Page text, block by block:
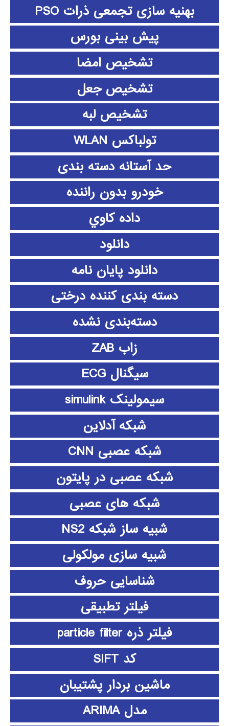
بهنیه سازی تجمعی ذرات PSO
پیش بینی بورس
تشخیص امضا
تشخیص جعل
تشخیص لبه
تولباکس WLAN
حد آستانه دسته بندی
خودرو بدون راننده
داده كاوي
دانلود
دانلود پايان نامه
دسته بندی کننده درختی
دسته‌بندی نشده
زاب ZAB
سیگنال ECG
سیمولینک simulink
شبکه آدلاین
شبکه عصبی CNN
شبکه عصبی در پایتون
شبکه های عصبی
شبیه ساز شبکه NS2
شبیه سازی مولکولی
شناسایی حروف
فیلتر تطبیقی
فیلتر ذره particle filter
کد SIFT
ماشین بردار پشتیبان
مدل ARIMA